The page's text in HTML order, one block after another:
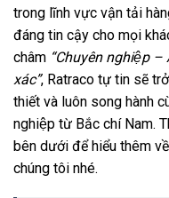
trong lĩnh vực vận tải
đáng tin cậy cho mọi
châm “Chuyên nghiệp
xác”, Ratraco tự tin sẽ
thiết và luôn song hành
nghiệp từ Bắc chí Nam.
bên dưới để hiểu thêm
chúng tôi nhé.